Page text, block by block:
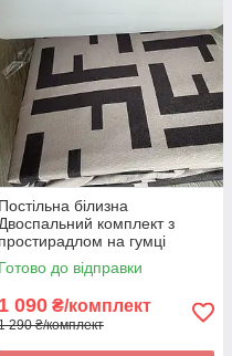
Постільна білизна
Двоспальний комплект з
простирадлом на гумці
160*200+20см, постільна
білизна з фланелі розмір
Готово до відправки
1 090 ₴/комплект
290 ₴/комплект